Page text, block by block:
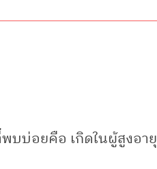
บบ่อยคือ เกิดในผู้สูงอายุ